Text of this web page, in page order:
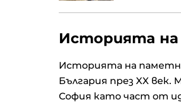
Историята
Историята на
България през XX
София като част от